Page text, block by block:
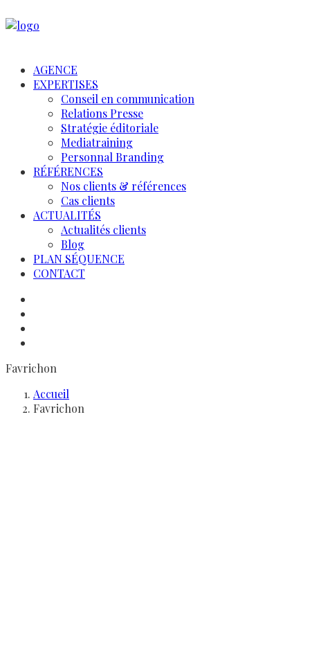
AGENCE
EXPERTISES
Conseil en communication
Relations Presse
Stratégie éditoriale
Mediatraining
Personnal Branding
RÉFÉRENCES
Nos clients & références
Cas clients
ACTUALITÉS
Actualités clients
Blog
PLAN SÉQUENCE
CONTACT
Favrichon
Accueil
Favrichon